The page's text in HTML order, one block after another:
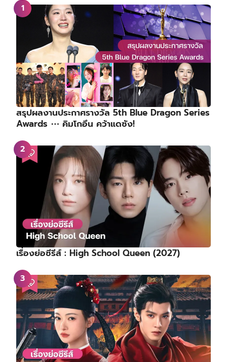
สรุปผลงานประกาศรางวัล 5th Blue Dragon Series
Awards ⋯ คิมโกอึน คว้าแดซัง!
เรื่องย่อซีรีส์ : High School Queen (2027)